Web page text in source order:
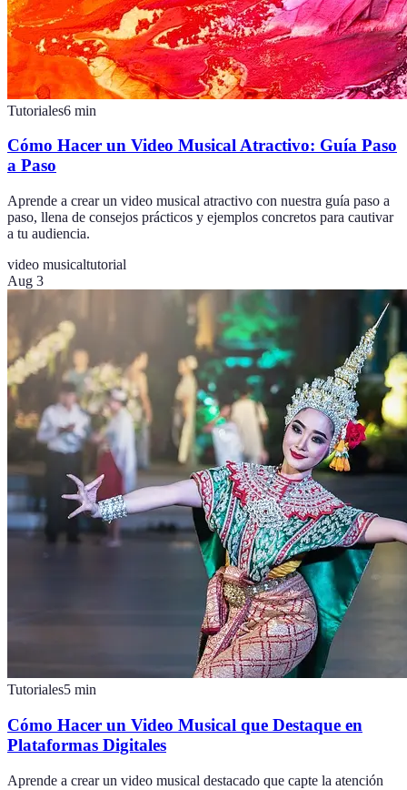
Tutoriales6 min
Cómo Hacer un Video Musical Atractivo: Guía Paso
a Paso
Aprende a crear un video musical atractivo con nuestra guía paso a
paso, llena de consejos prácticos y ejemplos concretos para cautivar
a tu audiencia.
video musicaltutorial
Aug 3
Tutoriales5 min
Cómo Hacer un Video Musical que Destaque en
Plataformas Digitales
Aprende a crear un video musical destacado que capte la atención